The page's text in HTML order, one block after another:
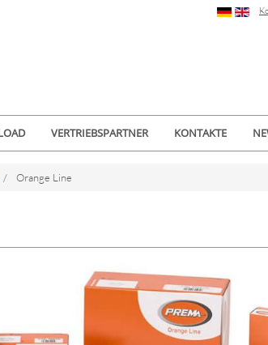
VERTRIEBSPARTNER KONTAKTE
Orange Line